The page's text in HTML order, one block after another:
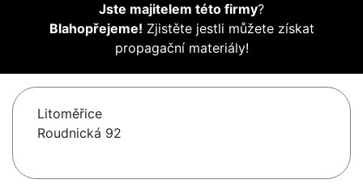
Jste majitelem této firmy?
Blahopřejeme! Zjistěte jestli můžete získat
propagační materiály!
Litoměřice
Roudnická 92